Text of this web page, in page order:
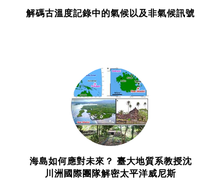
解碼古溫度記錄中的氣候以及非氣候訊號
海島如何應對未來？ 臺大地質系教授沈
川洲國際團隊解密太平洋威尼斯